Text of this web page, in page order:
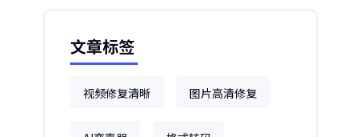
文章标签
视频修复清晰 图片高清修复